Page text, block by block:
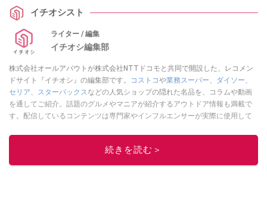
イチオシスト
ライター / 編集
イチオシ編集部
株式会社オールアバウトが株式会社NTTドコモと共同で開設した、レコメン
ドサイト『イチオシ』の編集部です。
コストコや業務スーパー ダイソー
セリア
スターバックス などの人気ショップの隠れた名品を、コラムや動画
を通してご紹介。話題のグルメやマニアが紹介するアウトドア情報も満載で
す。配信しているコンテンツは専門家やインフルエンサーが実際に使用して
ニュースでフォロー
続きを読む＞